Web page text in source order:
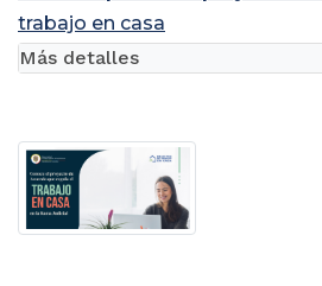
trabajo en casa
Más detalles